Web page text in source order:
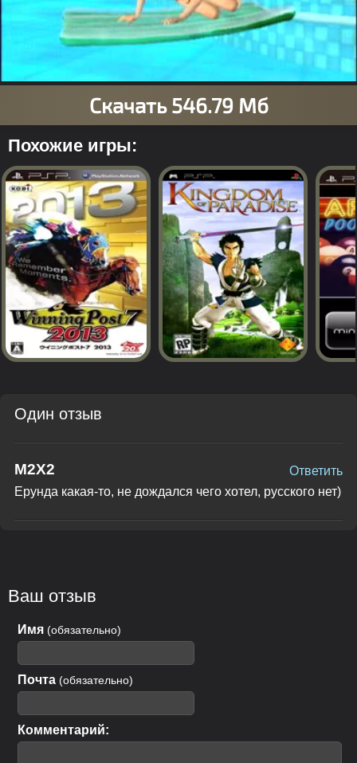
Похожие игры:
Один отзыв
M2X2
Ерунда какая-то, не дождался чего хотел, русского нет)
Ответить
Ваш отзыв
Имя (обязательно)
Почта (обязательно)
Комментарий: